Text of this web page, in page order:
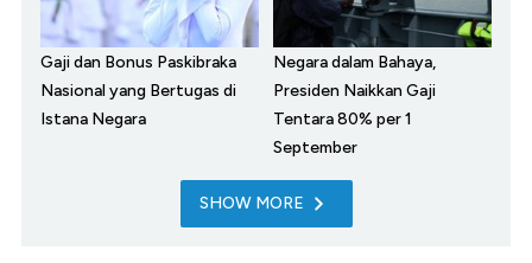
Gaji dan Bonus Paskibraka
Nasional yang Bertugas di
Istana Negara
Negara dalam Bahaya,
Presiden Naikkan Gaji
Tentara 80% per 1
September
SHOW MORE